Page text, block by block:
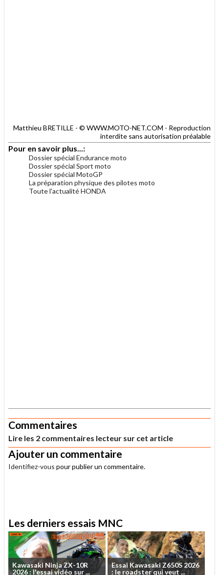
Matthieu BRETILLE - © WWW.MOTO-NET.COM - Reproduction
interdite sans autorisation préalable
Pour en savoir plus...:
Dossier spécial Endurance moto
Dossier spécial Sport moto
Dossier spécial MotoGP
La préparation physique des pilotes moto
Toute l'actualité HONDA
Commentaires
Lire les 2 commentaires lecteur sur cet article
Ajouter un commentaire
Identifiez-vous pour publier un commentaire.
Les derniers essais MNC
Kawasaki NinjaZX-10R
2026: l'essaividéo sur...
Essai Kawasaki Z650S 2026
: le roadsterquiveut ...